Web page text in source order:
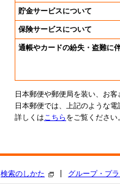
貯金サービスについて
保険サービスについて
通帳やカードの紛失・盗難に
日本郵便や郵便局を装い、お
日本郵便では、上記のような
詳しくはこちら をご覧ください。
検索のしかた グループ・プ